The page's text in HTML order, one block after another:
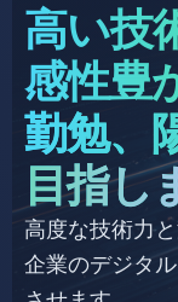
高い技
感性豊
勤勉、
目指し
高度な技術力
企業のデジタ